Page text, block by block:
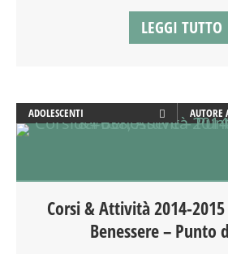
PSICOLOGIA
PUERICULTURA
SCUOLA
SPAZIO
TEATRO
TEATRO D'IMPROVVISAZIONE
TEATRO DI NARRAZIONE
LEGGI TUTTO
ADOLESCENTI
ADULTI
CALENDARIO CORSI
CORSI CUCINA SMALL & XLARGE
AUTORE
Corsi & Attività 2014-
Benessere – Punto